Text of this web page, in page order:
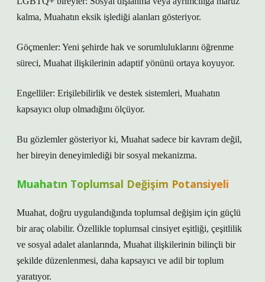
kalma, Muahatın eksik işlediği alanları gösteriyor.
Göçmenler: Yeni şehirde hak ve sorumluluklarını öğrenme
süreci, Muahat ilişkilerinin adaptif yönünü ortaya koyuyor.
Engelliler: Erişilebilirlik ve destek sistemleri, Muahatın
kapsayıcı olup olmadığını ölçüyor.
Bu gözlemler gösteriyor ki, Muahat sadece bir kavram değil,
her bireyin deneyimlediği bir sosyal mekanizma.
Muahatın Toplumsal Değişim Potansiyeli
Muahat, doğru uygulandığında toplumsal değişim için güçlü
bir araç olabilir. Özellikle toplumsal cinsiyet eşitliği, çeşitlilik
ve sosyal adalet alanlarında, Muahat ilişkilerinin bilinçli bir
şekilde düzenlenmesi, daha kapsayıcı ve adil bir toplum
yaratıyor.